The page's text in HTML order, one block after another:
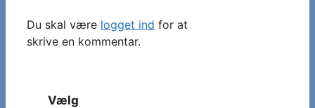
Du skal være logget ind for at
skrive en kommentar.
Vælg